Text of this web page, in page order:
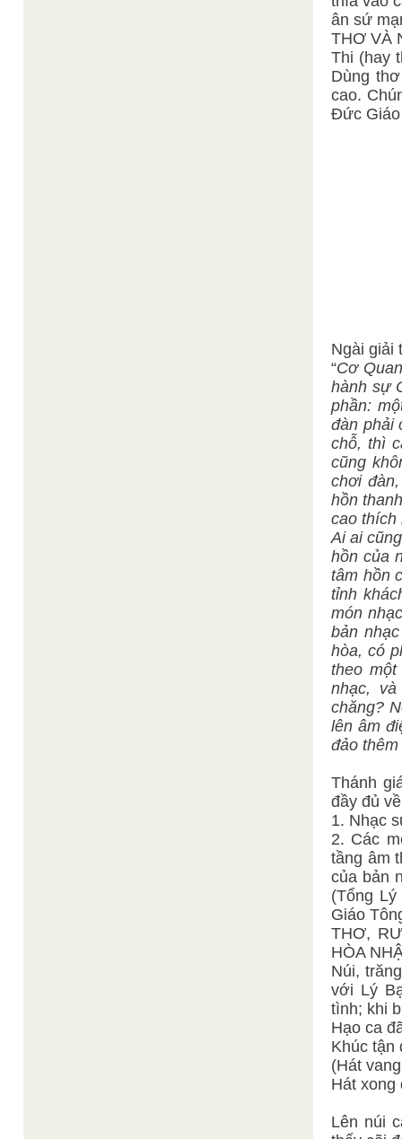
ân sứ
THƠ VÀ
Thi (hay
Dùng
cao.
Đức Giáo
Ngài giải
“Cơ
hành sự
phần:
đàn phải
chỗ, thì
cũng
chơi
hồn
cao thích
Ai ai
hồn của
tâm hồn
tỉnh
món
bản
hòa, có
theo
nhạc,
chăng?
lên âm
đảo thêm
Thánh
đầy đủ
1. Nhạc
2. Các
tầng âm
của bản
(Tổng
Giáo
THƠ,
HÒA
Núi,
với Lý
tình; khi
Hạo ca
Khúc tận
(Hát
Hát xong
Lên núi